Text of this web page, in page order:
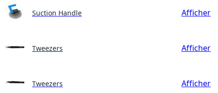
Suction Handle Afficher
Tweezers Afficher
Tweezers Afficher